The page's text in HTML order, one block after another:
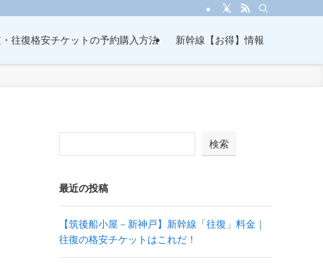
往復格安チケットの予約購入方法 新幹線【お得】情報
検索
最近の投稿
【筑後船小屋－新神戸】新幹線「往復」料金｜
往復の格安チケットはこれだ！